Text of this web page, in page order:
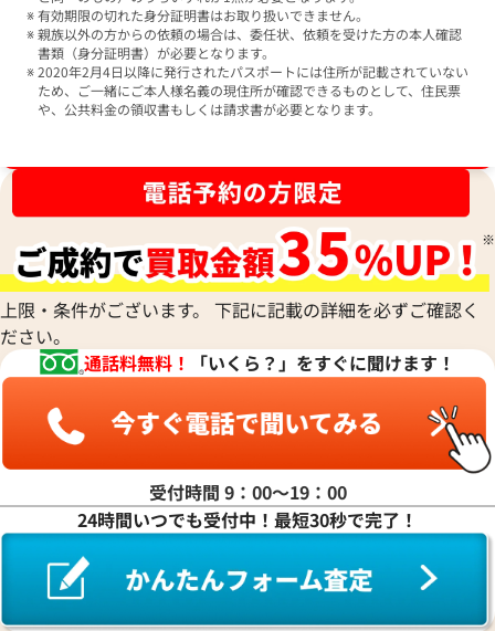
有効期限の切れた身分証明書はお取り扱いできません。
親族以外の方からの依頼の場合は、委任状、依頼を受けた方の本人確認
書類（身分証明書）が必要となります。
2020年2月4日以降に発行されたパスポートには住所が記載されていない
ため、ご一緒にご本人様名義の現住所が確認できるものとして、住民票
や、公共料金の領収書もしくは請求書が必要となります。
上限・条件がございます。 下記に記載の詳細を必ずご確認く
ださい。
通話料無料！
「いくら？」をすぐに聞けます！
受付時間 9：00〜19：00
24時間いつでも受付中！最短30秒で完了！